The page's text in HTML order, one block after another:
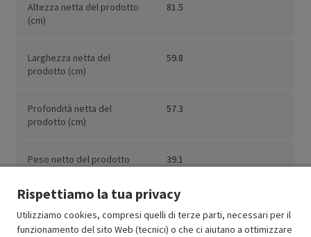
Altezza netta del prodotto
(cm)
81.5
Larghezza netta del
prodotto (cm)
59.8
Profondità netta del
prodotto (cm)
57.3
Peso netto del prodotto
39.1
Rispettiamo la tua privacy
Utilizziamo cookies, compresi quelli di terze parti, necessari per il
funzionamento del sito Web (tecnici) o che ci aiutano a ottimizzare